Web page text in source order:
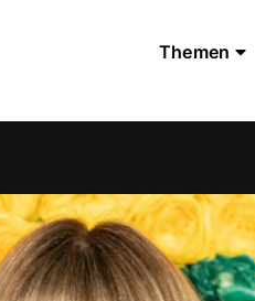
Themen